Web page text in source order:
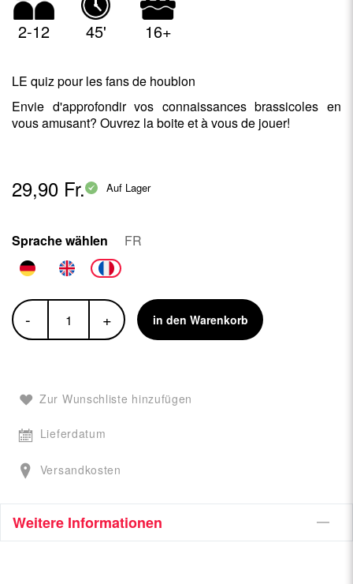
2-12 45' 16+
LE quiz pour les fans de houblon
Envie d'approfondir vos connaissances brassicoles en
vous amusant? Ouvrez la boite et à vous de jouer!
29,90 Fr. Auf Lager
Sprache wählen FR
- + in den Warenkorb
Zur Wunschliste hinzufügen
Lieferdatum
Versandkosten
Weitere Informationen